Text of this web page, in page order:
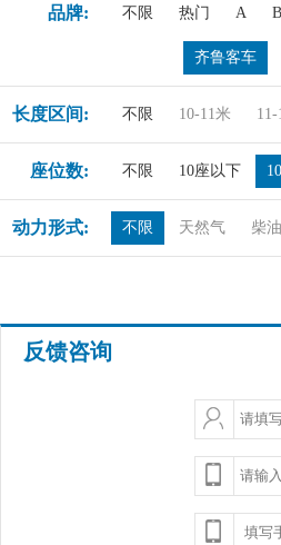
品牌: 不限 热门 A B
齐鲁客车
长度区间: 不限 10-11米 11-
座位数: 不限 10座以下
动力形式: 不限 天然气 柴油
反馈咨询